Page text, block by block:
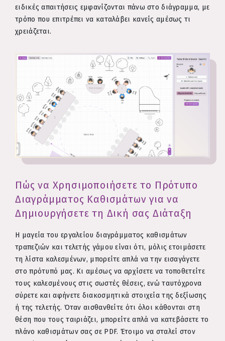
ειδικές απαιτήσεις εμφανίζονται πάνω στο διάγραμμα, με
τρόπο που επιτρέπει να καταλάβει κανείς αμέσως τι
χρειάζεται.
Πώς να Χρησιμοποιήσετε το Πρότυπο
Διαγράμματος Καθισμάτων για να
Δημιουργήσετε τη Δική σας Διάταξη
Η μαγεία του εργαλείου διαγράμματος καθισμάτων
τραπεζιών και τελετής γάμου είναι ότι, μόλις ετοιμάσετε
τη λίστα καλεσμένων, μπορείτε απλά να την εισαγάγετε
στο πρότυπό μας. Κι αμέσως να αρχίσετε να τοποθετείτε
τους καλεσμένους στις σωστές θέσεις, ενώ ταυτόχρονα
σύρετε και αφήνετε διακοσμητικά στοιχεία της δεξίωσης
ή της τελετής. Όταν αισθανθείτε ότι όλοι κάθονται στη
θέση που τους ταιριάζει, μπορείτε απλά να κατεβάσετε το
πλάνο καθισμάτων σας σε PDF. Έτοιμο να σταλεί στον